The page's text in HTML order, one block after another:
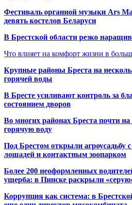
Фестиваль органной музыки Ars
девять костелов Беларуси
В Брестской области резко
Что влияет на комфорт жизни в
Крупные районы Бреста на
горячей воды
В Бресте усиливают контроль за
состоянием дворов
Во многих районах Бреста почти
горячую воду
Под Брестом открыли агроусадьбу
лошадей и контактным зоопарком
Более 200 неоформленных
ущерба: в Пинске раскрыли
Коррупция как система: в